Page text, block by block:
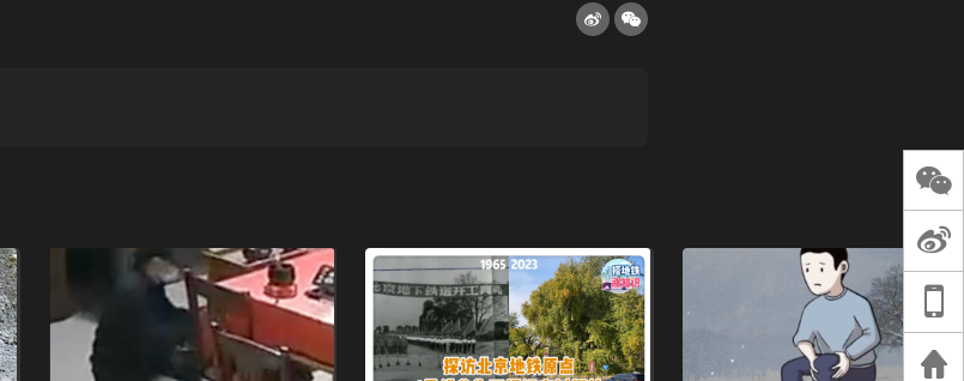
谈过去 谈谈未来
天桥艺术中心一
演出，国际项目
重庆一高校学生
死，官方通报：